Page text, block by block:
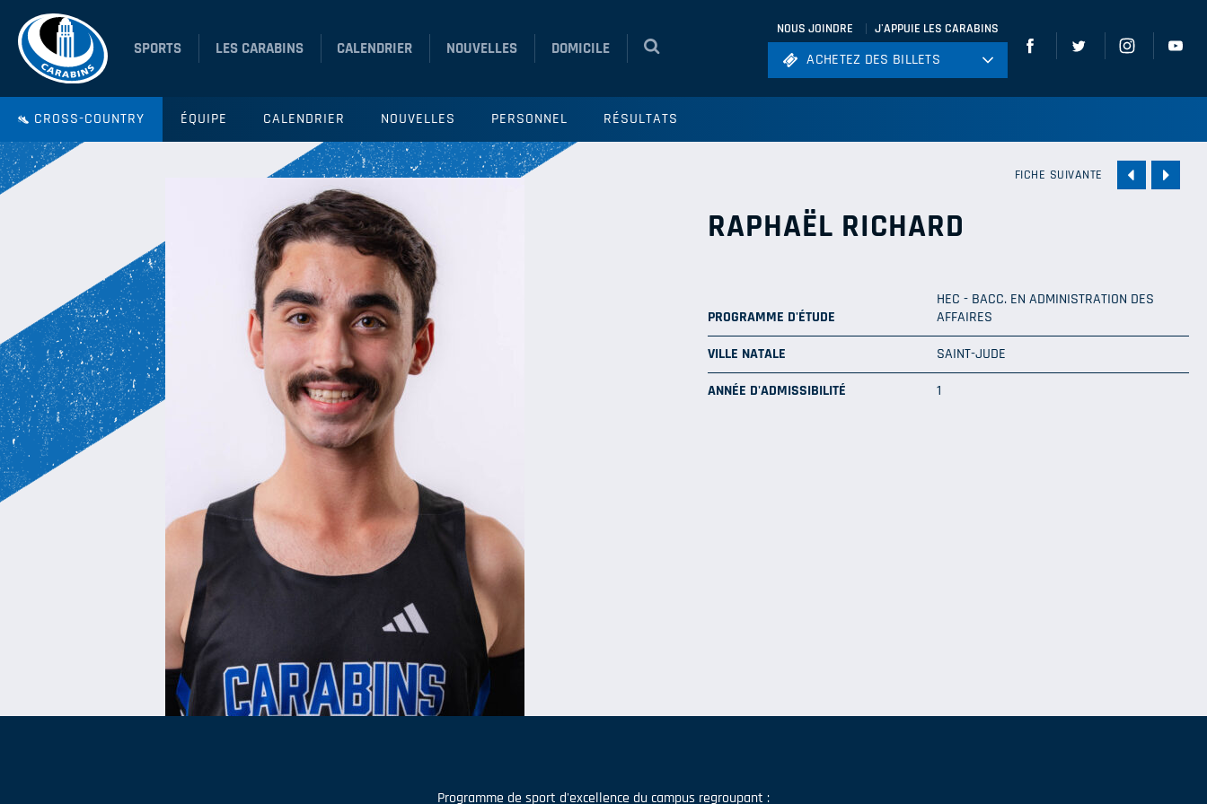
SPORTS LES CARABINS CALENDRIER NOUVELLES DOMICILE
NOUS JOINDRE J'APPUIE LES CARABINS
ACHETEZ DES BILLETS
Volleyball
ACHETEZ DES BILLETS
CROSS-COUNTRY ÉQUIPE CALENDRIER NOUVELLES PERSONNEL RÉSULTATS
FICHE SUIVANTE
RAPHAËL RICHARD
PROGRAMME D'ÉTUDE
HEC - BACC. EN ADMINISTRATION DES
AFFAIRES
VILLE NATALE
SAINT-JUDE
ANNÉE D'ADMISSIBILITÉ
1
Programme de sport d'excellence du campus regroupant :